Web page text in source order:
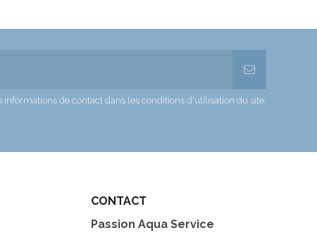
de contact dans les conditions d'utilisation du site.
CONTACT
Passion Aqua Service